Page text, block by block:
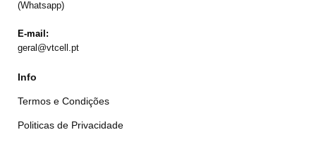
(Whatsapp)
E-mail:
geral@vtcell.pt
Info
Termos e Condições
Politicas de Privacidade